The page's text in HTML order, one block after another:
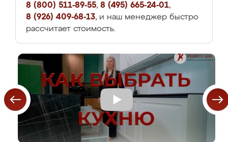
8 (800) 511-89-55, 8 (495) 665-24-01,
8 (926) 409-68-13, и наш менеджер быстро
рассчитает стоимость.